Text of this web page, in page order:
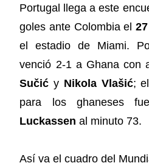
Portugal llega a este
goles ante Colombia el
el estadio de Miami.
venció 2-1 a Ghana con
Sučić y Nikola Vlašić;
para los ghaneses
Luckassen al minuto 73.
Así va el cuadro del